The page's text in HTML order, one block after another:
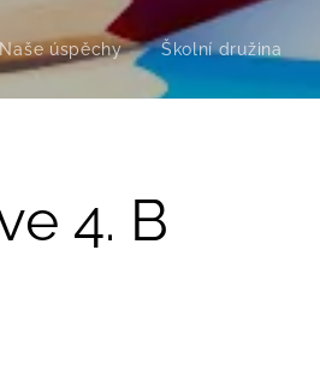
Naše úspěchy Školní družina
4. B